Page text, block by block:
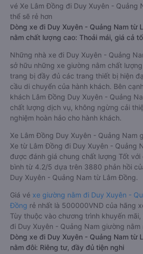
vé Xe Lâm Đồng đi Duy Xuyên - Quảng
thể sẽ rẻ hơn
Dòng xe đi Duy Xuyên - Quảng Nam từ
nằm chất lượng cao: Thoải mái, giá cả
Những nhà xe đi Duy Xuyên - Quảng
sở hữu những xe giường nằm chất
trang bị đầy đủ các trang thiết bị hiện
cầu di chuyển của hành khách. Bên
khách Lâm Đồng Duy Xuyên - Quảng
chất lượng dịch vụ, không ngừng cải
nghiệm hoàn hảo cho hành khách.
Xe Lâm Đồng Duy Xuyên - Quảng Nam
Xe từ Lâm Đồng đi Duy Xuyên - Quảng
được đánh giá chung chất lượng Tốt với
bình từ 4.2/5 dựa trên 3880 phản hồi
Duy Xuyên - Quảng Nam từ Lâm Đồng.
Giá vé xe giường nằm đi Duy Xuyên -
Đồng rẻ nhất là 500000VND của hãng
Tùy thuộc vào chương trình khuyến
đi Duy Xuyên - Quảng Nam giường nằm
Dòng xe đi Duy Xuyên - Quảng Nam từ
nằm đôi: Riêng tư, đầy đủ tiện nghi